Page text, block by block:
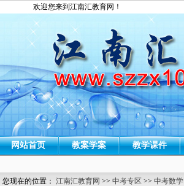
欢迎您来到江南汇教育网！
网站首页 教案学案 教学课件
您现在的位置： 江南汇教育网 >> 中考专区 >> 中考数学